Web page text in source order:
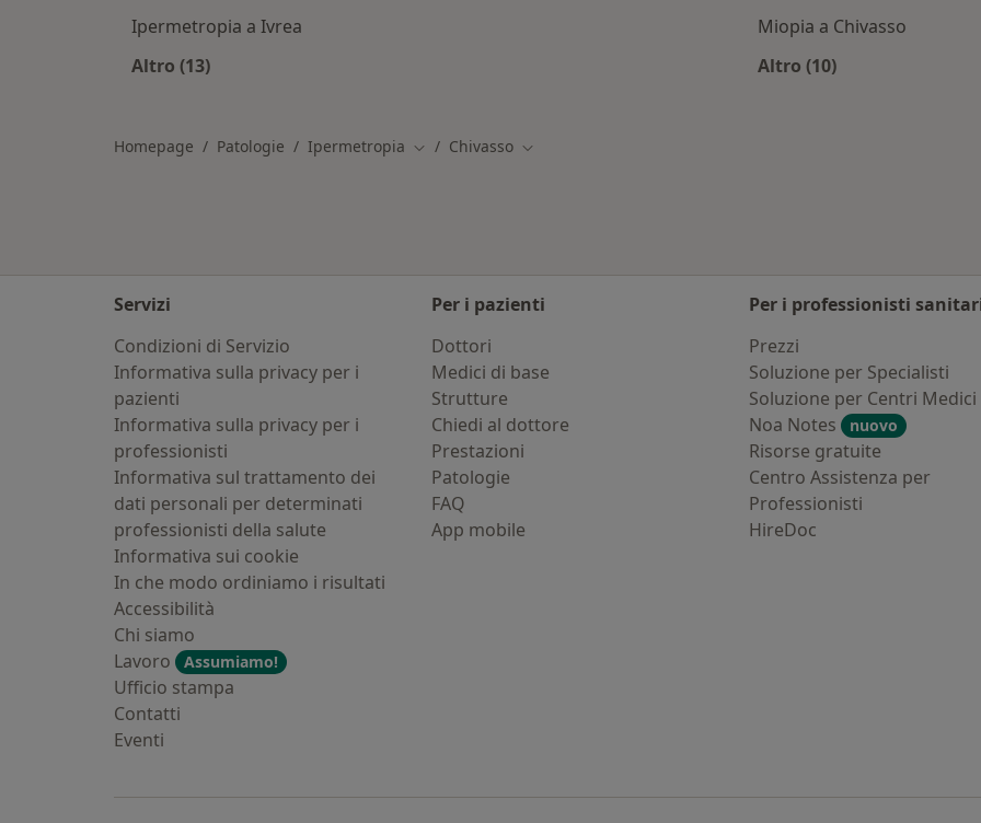
Ipermetropia a Ivrea
Altro (13)
Miopia a Chivasso
Altro (10)
Homepage Patologie Ipermetropia Cambia città
Chivasso Cambia città
Servizi
Condizioni di Servizio
Informativa sulla privacy per i
pazienti
Informativa sulla privacy per i
professionisti
Informativa sul trattamento dei
dati personali per determinati
professionisti della salute
Informativa sui cookie
In che modo ordiniamo i risultati
Accessibilità
Chi siamo
Lavoro
Assumiamo!
Ufficio stampa
Contatti
Eventi
Per i pazienti
Dottori
Medici di base
Strutture
Chiedi al dottore
Prestazioni
Patologie
FAQ
App mobile
Per i professionisti
Prezzi
Soluzione per Specialisti
Soluzione per Centri Medici
Noa Notes
nuovo
Risorse gratuite
Centro Assistenza per
Professionisti
HireDoc